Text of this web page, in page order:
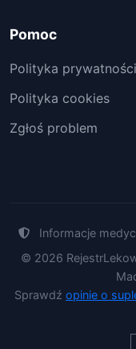
Pomoc
Polityka prywatności
Polityka cookies
Zgłoś problem
Informacje
© 2026
Sprawdź opinie o